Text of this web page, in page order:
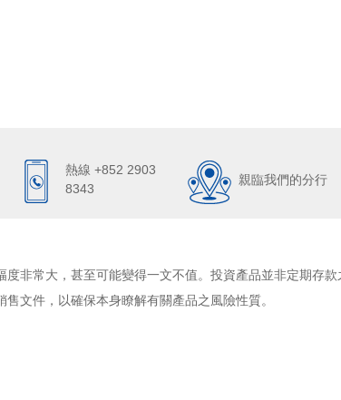
熱線 +852 2903
8343
親臨我們的分行
非常大，甚至可能變得一文不值。投資產品並非定期存
文件，以確保本身瞭解有關產品之風險性質。